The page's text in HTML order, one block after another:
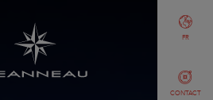
CONTACT
FR